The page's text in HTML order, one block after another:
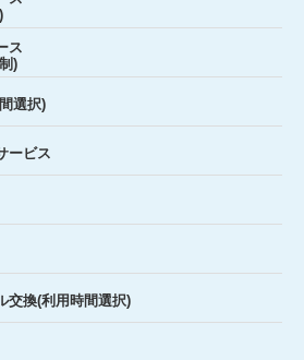
ス
)
選択)
ービス
交換(利用時間選択)